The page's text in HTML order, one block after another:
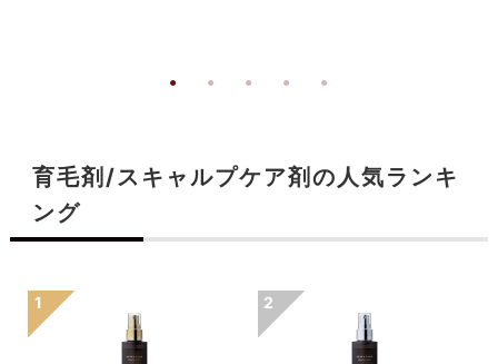
育毛剤/スキャルプケア剤の人気ランキ
ング